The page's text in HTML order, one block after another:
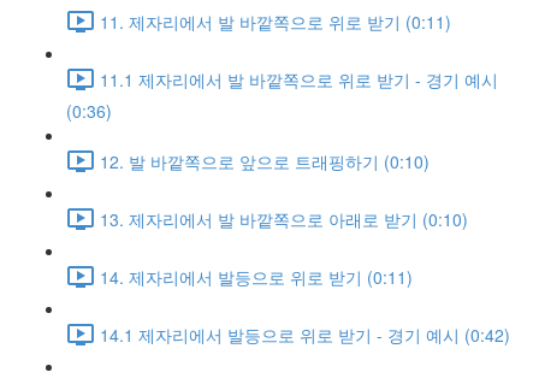
11. 제자리에서 발 바깥쪽으로 위로 받기 (0:11)
11.1 제자리에서 발 바깥쪽으로 위로 받기 - 경기 예시
(0:36)
12. 발 바깥쪽으로 앞으로 트래핑하기 (0:10)
13. 제자리에서 발 바깥쪽으로 아래로 받기 (0:10)
14. 제자리에서 발등으로 위로 받기 (0:11)
14.1 제자리에서 발등으로 위로 받기 - 경기 예시 (0:42)